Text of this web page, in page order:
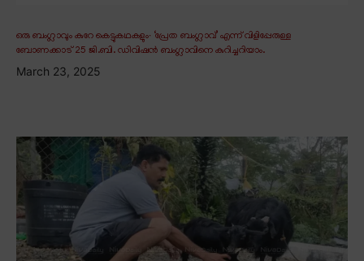
ഒരു ബംഗ്ലാവും കുറേ കെട്ടുകഥകളും∙ ‘പ്രേത ബംഗ്ലാവ്’ എന്ന് വിളിപ്പേരുള്ള
ബോണക്കാട് 25 ജി.ബി. ഡിവിഷൻ ബംഗ്ലാവിനെ കുറിച്ചറിയാം.
March 23, 2025